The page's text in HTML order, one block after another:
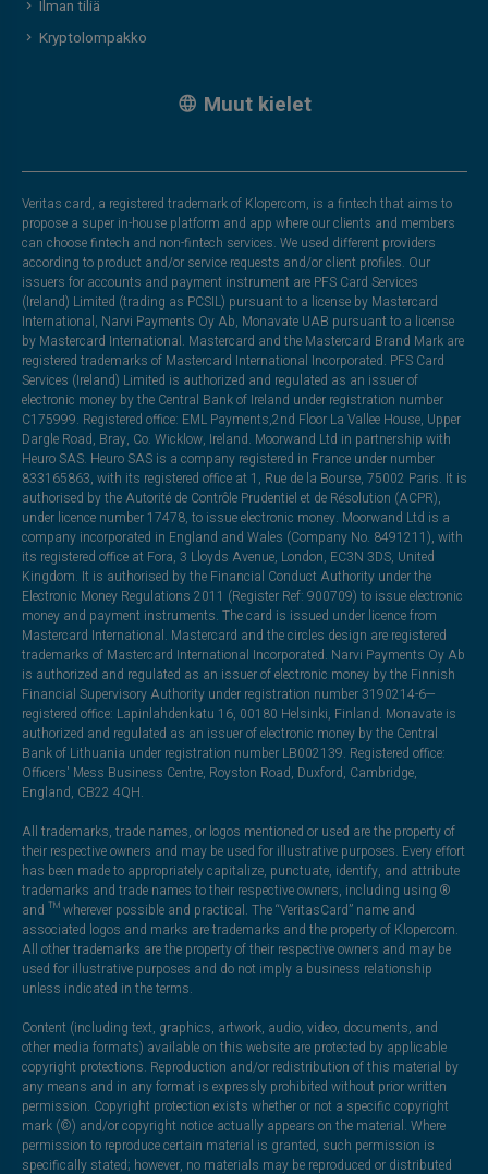
Ilman tiliä
Kryptolompakko
Muut kielet
Veritas card, a registered trademark of Klopercom, is a fintech that aims to
propose a super in-house platform and app where our clients and members
can choose fintech and non-fintech services. We used different providers
according to product and/or service requests and/or client profiles. Our
issuers for accounts and payment instrument are PFS Card Services
(Ireland) Limited (trading as PCSIL) pursuant to a license by Mastercard
International, Narvi Payments Oy Ab, Monavate UAB pursuant to a license
by Mastercard International. Mastercard and the Mastercard Brand Mark are
registered trademarks of Mastercard International Incorporated. PFS Card
Services (Ireland) Limited is authorized and regulated as an issuer of
electronic money by the Central Bank of Ireland under registration number
C175999. Registered office: EML Payments,2nd Floor La Vallee House, Upper
Dargle Road, Bray, Co. Wicklow, Ireland. Moorwand Ltd in partnership with
Heuro SAS. Heuro SAS is a company registered in France under number
833165863, with its registered office at 1, Rue de la Bourse, 75002 Paris. It is
authorised by the Autorité de Contrôle Prudentiel et de Résolution (ACPR),
under licence number 17478, to issue electronic money. Moorwand Ltd is a
company incorporated in England and Wales (Company No. 8491211), with
its registered office at Fora, 3 Lloyds Avenue, London, EC3N 3DS, United
Kingdom. It is authorised by the Financial Conduct Authority under the
Electronic Money Regulations 2011 (Register Ref: 900709) to issue electronic
money and payment instruments. The card is issued under licence from
Mastercard International. Mastercard and the circles design are registered
trademarks of Mastercard International Incorporated. Narvi Payments Oy Ab
is authorized and regulated as an issuer of electronic money by the Finnish
Financial Supervisory Authority under registration number 3190214-6—
registered office: Lapinlahdenkatu 16, 00180 Helsinki, Finland. Monavate is
authorized and regulated as an issuer of electronic money by the Central
Bank of Lithuania under registration number LB002139. Registered office:
Officers' Mess Business Centre, Royston Road, Duxford, Cambridge,
England, CB22 4QH.
All trademarks, trade names, or logos mentioned or used are the property of
their respective owners and may be used for illustrative purposes. Every effort
has been made to appropriately capitalize, punctuate, identify, and attribute
trademarks and trade names to their respective owners, including using ®
and ™ wherever possible and practical. The “VeritasCard” name and
associated logos and marks are trademarks and the property of Klopercom.
All other trademarks are the property of their respective owners and may be
used for illustrative purposes and do not imply a business relationship
unless indicated in the terms.
Content (including text, graphics, artwork, audio, video, documents, and
other media formats) available on this website are protected by applicable
copyright protections. Reproduction and/or redistribution of this material by
any means and in any format is expressly prohibited without prior written
permission. Copyright protection exists whether or not a specific copyright
mark (©) and/or copyright notice actually appears on the material. Where
permission to reproduce certain material is granted, such permission is
specifically stated; however, no materials may be reproduced or distributed